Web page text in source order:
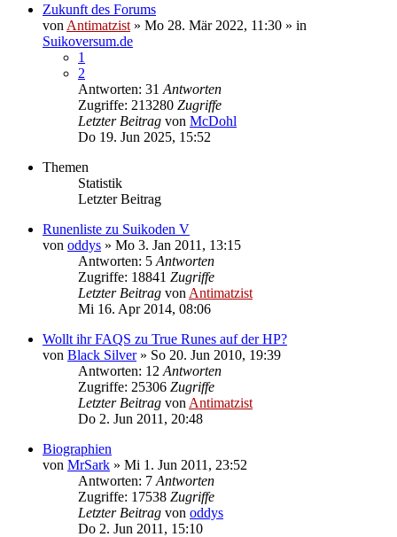
Zukunft des Forums
von Antimatzist » Mo 28. Mär 2022, 11:30 » in
Suikoversum.de
1
2
Antworten: 31 Antworten
Zugriffe: 213280 Zugriffe
Letzter Beitrag von McDohl
Do 19. Jun 2025, 15:52
Themen
Statistik
Letzter Beitrag
Runenliste zu Suikoden V
von oddys » Mo 3. Jan 2011, 13:15
Antworten: 5 Antworten
Zugriffe: 18841 Zugriffe
Letzter Beitrag von Antimatzist
Mi 16. Apr 2014, 08:06
Wollt ihr FAQS zu True Runes auf der HP?
von Black Silver» So 20. Jun 2010, 19:39
Antworten: 12 Antworten
Zugriffe: 25306 Zugriffe
Letzter Beitrag von Antimatzist
Do 2. Jun 2011, 20:48
Biographien
von MrSark » Mi 1. Jun 2011, 23:52
Antworten: 7 Antworten
Zugriffe: 17538 Zugriffe
Letzter Beitrag von oddys
Do 2. Jun 2011, 15:10